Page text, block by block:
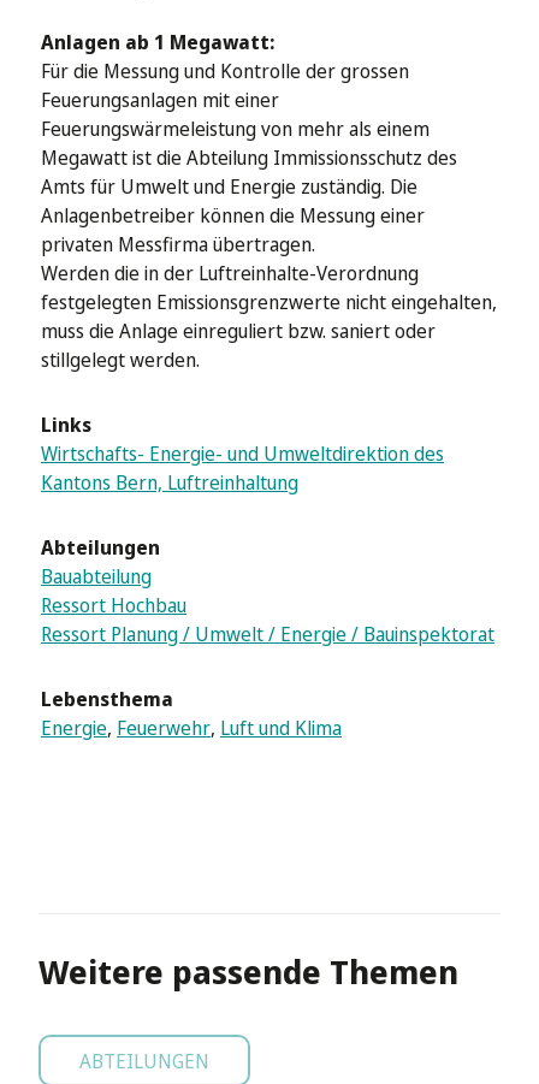
Anlagen ab 1 Megawatt:
Für die Messung und Kontrolle der grossen
Feuerungsanlagen mit einer
Feuerungswärmeleistung von mehr als einem
Megawatt ist die Abteilung Immissionsschutz des
Amts für Umwelt und Energie zuständig. Die
Anlagenbetreiber können die Messung einer
privaten Messfirma übertragen.
Werden die in der Luftreinhalte-Verordnung
festgelegten Emissionsgrenzwerte nicht eingehalten,
muss die Anlage einreguliert bzw. saniert oder
stillgelegt werden.
Links
Wirtschafts- Energie- und Umweltdirektion des
Kantons Bern, Luftreinhaltung
Abteilungen
Bauabteilung
Ressort Hochbau
Ressort Planung / Umwelt / Energie / Bauinspektorat
Lebensthema
Energie, Feuerwehr, Luft und Klima
Weitere passende Themen
ABTEILUNGEN